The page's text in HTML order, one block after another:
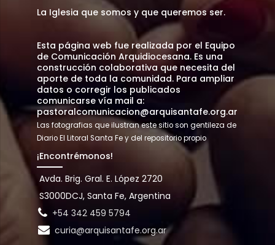
La Iglesia que somos y que queremos ser.
Esta página web fue realizada por el Equipo
de Comunicación Arquidiocesana. Es una
construcción colaborativa que necesita del
aporte de toda la comunidad. Para ampliar
datos o corregir los publicados
comunicarse vía mail a:
pastoralcomunicacion@arquisantafe.org.ar
Las fotografias que ilustran este sitio son gentileza de
Diario El Litoral Santa Fe y del repositorio propio
¡Encontrémonos!
Avda. Brig. Gral. E. López 2720
S3000DCJ, Santa Fe, Argentina
+54 342 459 5794
curia@arquisantafe.org.ar